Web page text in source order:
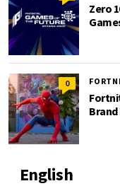
Zero
0
Brand
English